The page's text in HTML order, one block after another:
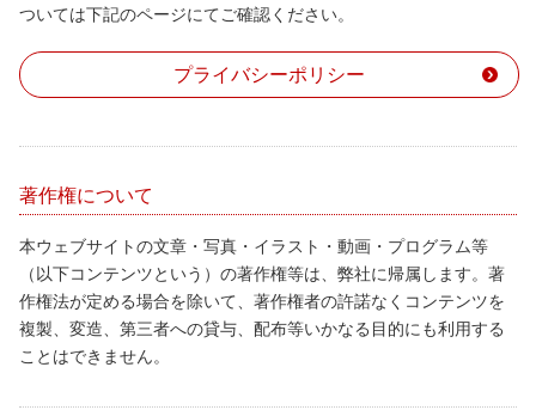
ついては下記のページにてご確認ください。
プライバシーポリシー
著作権について
本ウェブサイトの文章・写真・イラスト・動画・プログラム等
（以下コンテンツという）の著作権等は、弊社に帰属します。著
作権法が定める場合を除いて、著作権者の許諾なくコンテンツを
複製、変造、第三者への貸与、配布等いかなる目的にも利用する
ことはできません。